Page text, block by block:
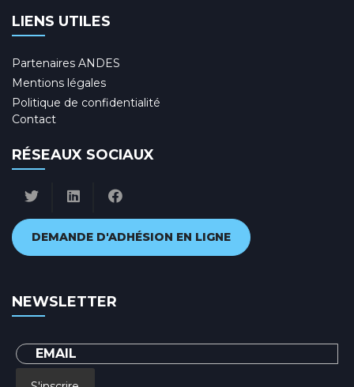
LIENS UTILES
Partenaires ANDES
Mentions légales
Politique de confidentialité
Contact
RÉSEAUX SOCIAUX
DEMANDE D'ADHÉSION EN LIGNE
NEWSLETTER